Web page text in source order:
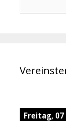
Freitag,